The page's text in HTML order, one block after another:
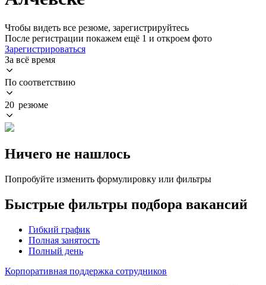
Чтобы видеть все резюме, зарегистрируйтесь
После регистрации покажем ещё 1 и откроем фото
Зарегистрироваться
За всё время
По соответствию
20 резюме
Ничего не нашлось
Попробуйте изменить формулировку или фильтры
Быстрые фильтры подбора вакансий
Гибкий график
Полная занятость
Полный день
Корпоративная поддержка сотрудников